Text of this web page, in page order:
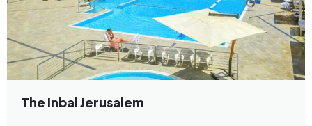
The Inbal Jerusalem